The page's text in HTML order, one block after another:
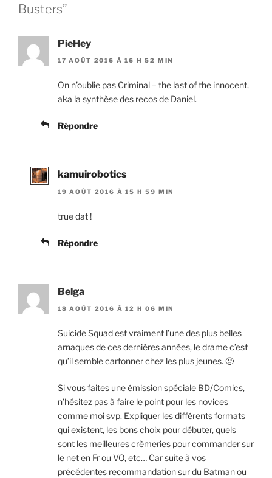
Busters”
PieHey
17 AOÛT 2016 À 16 H 52 MIN
On n’oublie pas Criminal – the last of the innocent,
aka la synthèse des recos de Daniel.
Répondre
kamuirobotics
19 AOÛT 2016 À 15 H 59 MIN
true dat !
Répondre
Belga
18 AOÛT 2016 À 12 H 06 MIN
Suicide Squad est vraiment l’une des plus belles
arnaques de ces dernières années, le drame c’est
qu’il semble cartonner chez les plus jeunes. 🙁
Si vous faites une émission spéciale BD/Comics,
n’hésitez pas à faire le point pour les novices
comme moi svp. Expliquer les différents formats
qui existent, les bons choix pour débuter, quels
sont les meilleures crèmeries pour commander sur
le net en Fr ou VO, etc… Car suite à vos
précédentes recommandation sur du Batman ou